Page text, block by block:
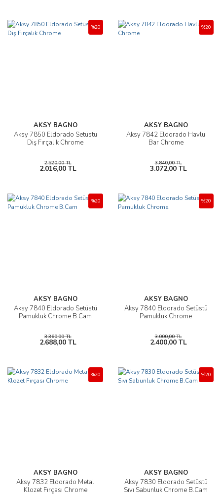
AKSY BAGNO
Aksy 7850 Eldorado Setüstü
Diş Fırçalık Chrome
%20
2.520,00 TL
2.016,00 TL
AKSY BAGNO
Aksy 7842 Eldorado Havlu
Bar Chrome
%20
3.840,00 TL
3.072,00 TL
AKSY BAGNO
Aksy 7840 Eldorado Setüstü
Pamukluk Chrome B.Cam
%20
3.360,00 TL
2.688,00 TL
AKSY BAGNO
Aksy 7840 Eldorado Setüstü
Pamukluk Chrome
%20
3.000,00 TL
2.400,00 TL
AKSY BAGNO
Aksy 7832 Eldorado Metal
Klozet Fırçası Chrome
%20
AKSY BAGNO
Aksy 7830 Eldorado Setüstü
Sıvı Sabunluk Chrome B.Cam
%20